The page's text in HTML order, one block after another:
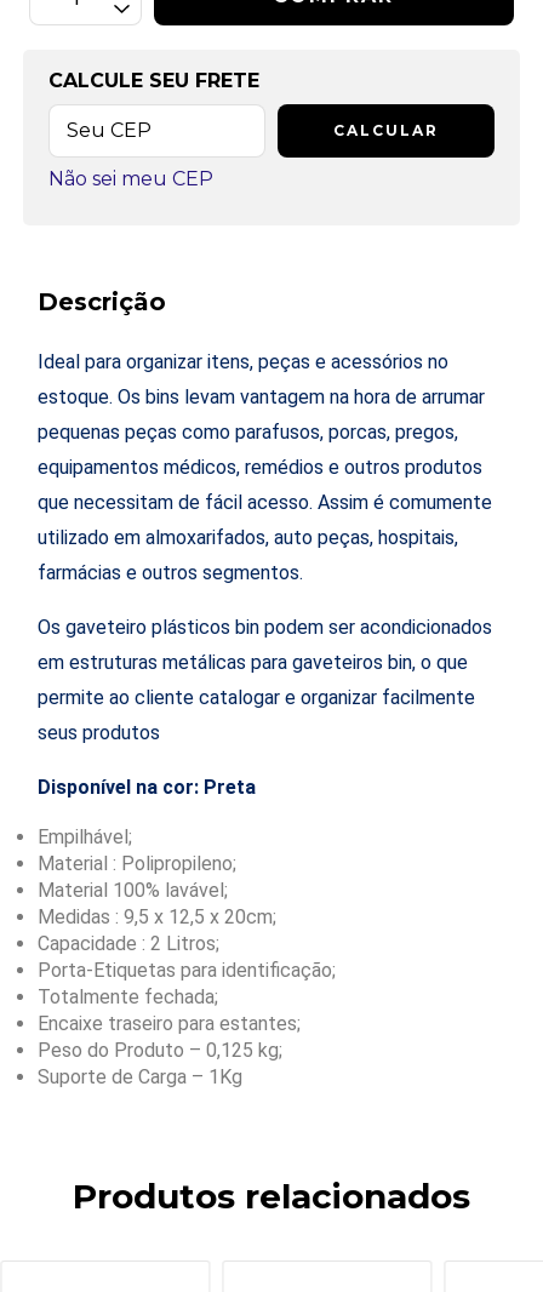
CALCULE SEU FRETE
CALCULAR
Não sei meu CEP
Descrição
Ideal para organizar itens, peças e acessórios no
estoque. Os bins levam vantagem na hora de arrumar
pequenas peças como parafusos, porcas, pregos,
equipamentos médicos, remédios e outros produtos
que necessitam de fácil acesso. Assim é comumente
utilizado em almoxarifados, auto peças, hospitais,
farmácias e outros segmentos.
Os gaveteiro plásticos bin podem ser acondicionados
em estruturas metálicas para gaveteiros bin, o que
permite ao cliente catalogar e organizar facilmente
seus produtos
Disponível na cor: Preta
Empilhável;
Material : Polipropileno;
Material 100% lavável;
Medidas : 9,5 x 12,5 x 20cm;
Capacidade : 2 Litros;
Porta-Etiquetas para identificação;
Totalmente fechada;
Encaixe traseiro para estantes;
Peso do Produto – 0,125 kg;
Suporte de Carga – 1Kg
Produtos relacionados